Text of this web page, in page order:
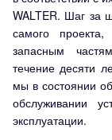
WALTER. Шаг за
самого
запасным
течение десяти
мы в состоянии
обслуживании
эксплуатации.